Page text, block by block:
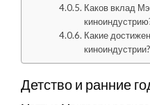
Каков вклад
Какие
киноиндустрии?
Детство и ранние